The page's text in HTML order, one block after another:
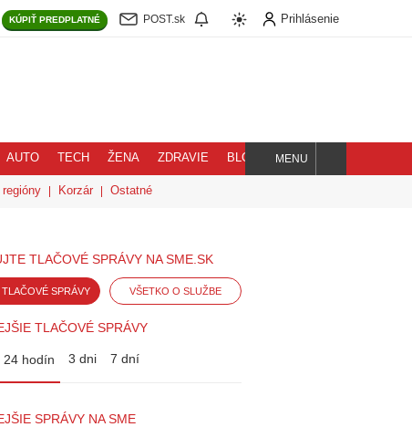
KÚPIŤ PREDPLATNÉ POST.sk Prihlásenie
AUTO TECH ŽENA ZDRAVIE BLOG
Hľadaj
MENU
regióny Korzár Ostatné
TLAČOVÉ SPRÁVY NA SME.SK
SPRÁVY VŠETKO O SLUŽBE
TLAČOVÉ SPRÁVY
24 hodín 3 dni 7 dní
SPRÁVY NA SME